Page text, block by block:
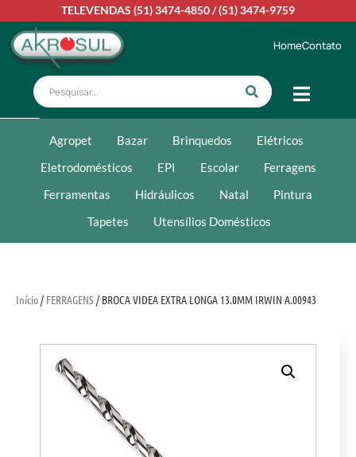
TELEVENDAS (51) 3474-4850/(51) 3474-9759
HomeContato
Agropet Bazar Brinquedos
Elétricos
Eletrodomésticos
EPI Escolar
Ferragens
Ferramentas
Hidráulicos Natal
Pintura
Tapetes
Utensílios Domésticos
Início/ FERRAGENS/ BROCA VIDEA EXTRA LONGA 13.0MM IRWIN A.00943